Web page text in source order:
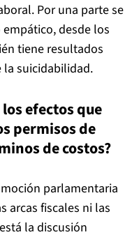
Por una parte se
desde los
tiene resultados
suicidabilidad.
efectos que
permisos de
de costos?
parlamentaria
arcas fiscales ni las
la discusión